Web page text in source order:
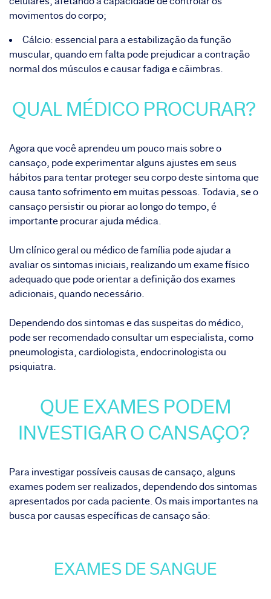
movimentos do corpo;
Cálcio: essencial para a estabilização da função
muscular, quando em falta pode prejudicar a contração
normal dos músculos e causar fadiga e cãimbras.
QUAL MÉDICO PROCURAR?
Agora que você aprendeu um pouco mais sobre o
cansaço, pode experimentar alguns ajustes em seus
hábitos para tentar proteger seu corpo deste sintoma que
causa tanto sofrimento em muitas pessoas. Todavia, se o
cansaço persistir ou piorar ao longo do tempo, é
importante procurar ajuda médica.
Um clínico geral ou médico de família pode ajudar a
avaliar os sintomas iniciais, realizando um exame físico
adequado que pode orientar a definição dos exames
adicionais, quando necessário.
Dependendo dos sintomas e das suspeitas do médico,
pode ser recomendado consultar um especialista, como
pneumologista, cardiologista, endocrinologista ou
psiquiatra.
QUE EXAMES PODEM
INVESTIGAR O CANSAÇO?
Para investigar possíveis causas de cansaço, alguns
exames podem ser realizados, dependendo dos sintomas
apresentados por cada paciente. Os mais importantes na
busca por causas específicas de cansaço são:
EXAMES DE SANGUE